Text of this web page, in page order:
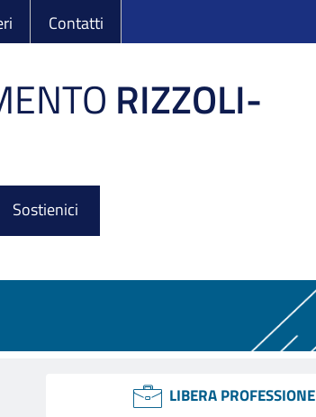
Contatti
RIZZOLI-
Sostienici
LIBERA PROFESSIONE